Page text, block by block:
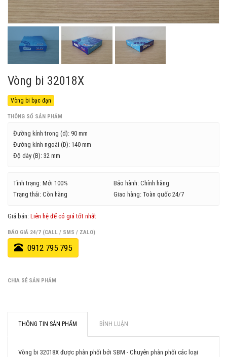
Vòng bi 32018X
Vòng bi bạc đạn
THÔNG SỐ SẢN PHẨM
Đường kính trong (d): 90 mm
Đường kính ngoài (D): 140 mm
Độ dày (B): 32 mm
Tình trạng: Mới 100%
Bảo hành: Chính hãng
Trạng thái: Còn hàng
Giao hàng: Toàn quốc 24/7
Giá bán: Liên hệ để có giá tốt nhất
BÁO GIÁ 24/7 (CALL / SMS / ZALO)
0912 795 795
CHIA SẺ SẢN PHẨM
THÔNG TIN SẢN PHẨM BÌNH LUẬN
Vòng bi 32018X được phân phối bởi SBM - Chuyên phân phối các loại